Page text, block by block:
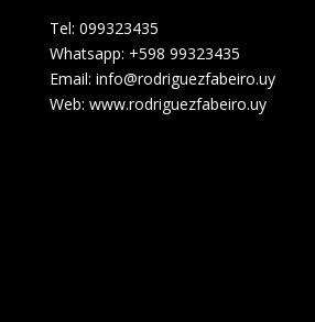
Tel: 099323435
Whatsapp: +598 99323435
Email: info@rodriguezfabeiro.uy
Web: www.rodriguezfabeiro.uy